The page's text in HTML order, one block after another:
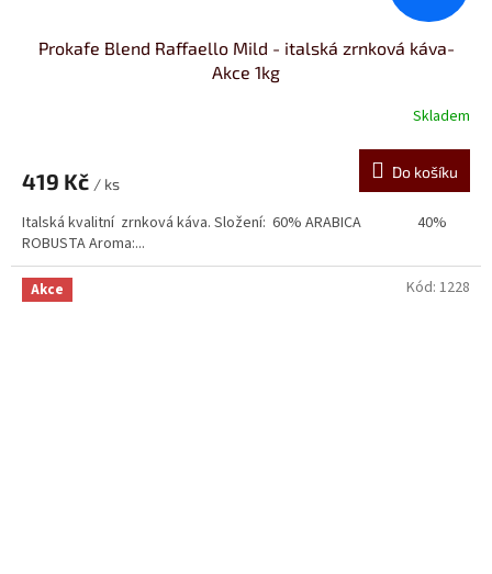
Prokafe Blend Raffaello Mild - italská zrnková káva-
Akce 1kg
je
z
5
hvězdiček.
Skladem
419 Kč / ks
Do košíku
Italská kvalitní zrnková káva. Složení: 60% ARABICA 40%
ROBUSTA Aroma:...
Akce Kód: 1228